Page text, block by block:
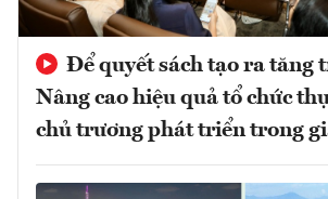
Để quyết sách tạo ra tăng
Nâng cao hiệu quả tổ chức
chủ trương phát triển trong